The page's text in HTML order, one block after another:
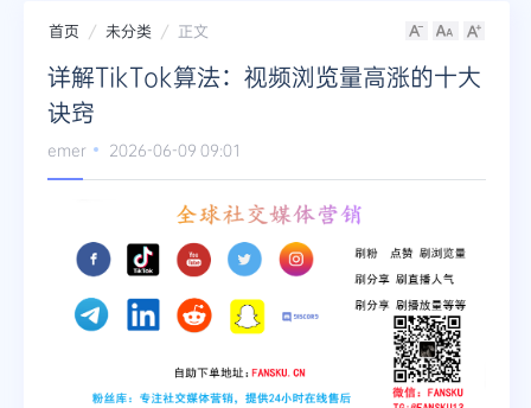
Twitter
首页 未分类 正文
详解TikTok算法：视频浏览量高涨的十大
诀窍
emer 2026-06-09 09:01